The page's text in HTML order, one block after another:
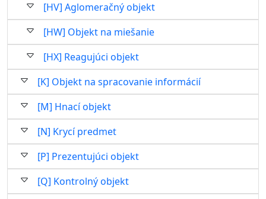
[HV] Aglomeračný objekt
[HW] Objekt na miešanie
[HX] Reagujúci objekt
[K] Objekt na spracovanie informácií
[M] Hnací objekt
[N] Krycí predmet
[P] Prezentujúci objekt
[Q] Kontrolný objekt